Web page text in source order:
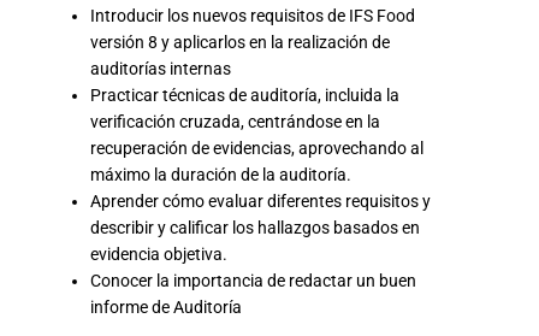
Introducir los nuevos requisitos de IFS Food
versión 8 y aplicarlos en la realización de
auditorías internas
Practicar técnicas de auditoría, incluida la
verificación cruzada, centrándose en la
recuperación de evidencias, aprovechando al
máximo la duración de la auditoría.
Aprender cómo evaluar diferentes requisitos y
describir y calificar los hallazgos basados en
evidencia objetiva.
Conocer la importancia de redactar un buen
informe de Auditoría